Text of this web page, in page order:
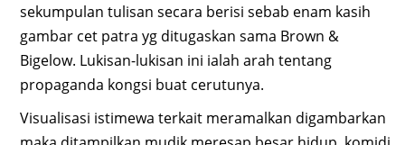
sekumpulan tulisan secara berisi sebab enam kasih
gambar cet patra yg ditugaskan sama Brown &
Bigelow. Lukisan-lukisan ini ialah arah tentang
propaganda kongsi buat cerutunya.
Visualisasi istimewa terkait meramalkan digambarkan